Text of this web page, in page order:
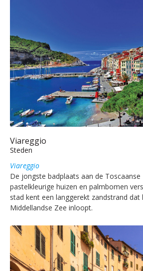
Viareggio
Steden
Viareggio
De jongste badplaats aan de
pastelkleurige huizen en palmbomen
stad kent een langgerekt zandstrand dat
Middellandse Zee inloopt.